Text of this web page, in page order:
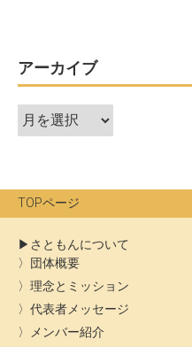
ー
シ
ョ
アーカイブ
ア
ー
ブ
TOPページ
さともんについて
団体概要
理念とミッション
代表者メッセージ
メンバー紹介